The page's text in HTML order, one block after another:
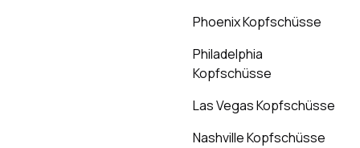
Phoenix Kopfschüsse
Philadelphia
Kopfschüsse
Las Vegas Kopfschüsse
Nashville Kopfschüsse